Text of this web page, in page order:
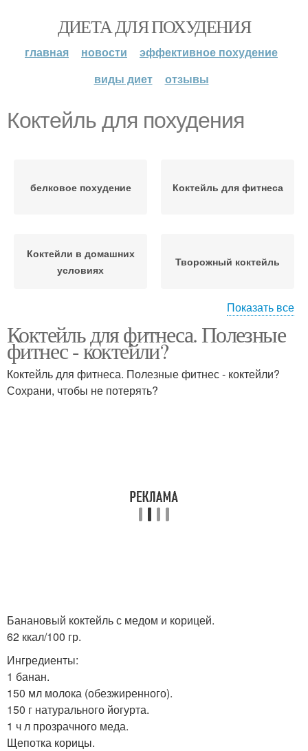
ДИЕТА ДЛЯ ПОХУДЕНИЯ
главная новости
эффективное похудение
виды диет
отзывы
Коктейль для похудения
белковое похудение Коктейль для фитнеса
Коктейли в домашних
условиях
Творожный коктейль
Коктейль по дюкану Коктейль для контроля
Белковые коктейли
Коктейли из аптеки
Показать все
Коктейль для фитнеса. Полезные
фитнес - коктейли?
Коктейль для фитнеса. Полезные фитнес - коктейли?
Сохрани, чтобы не потерять?
Банановый коктейль с медом и корицей.
62 ккал/100 гр.
Ингредиенты:
1 банан.
150 мл молока (обезжиренного).
150 г натурального йогурта.
1 ч л прозрачного меда.
Щепотка корицы.